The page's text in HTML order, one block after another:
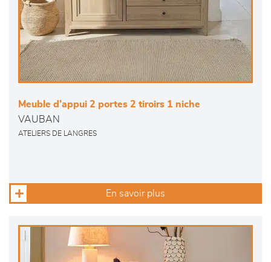
Meuble d’appui 2 portes 2 tiroirs 1 niche
VAUBAN
ATELIERS DE LANGRES
En savoir plus